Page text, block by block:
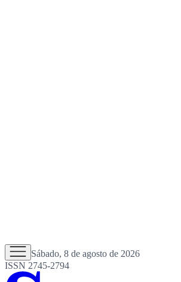
Sábado, 8 de agosto de 2026
ISSN 2745-2794